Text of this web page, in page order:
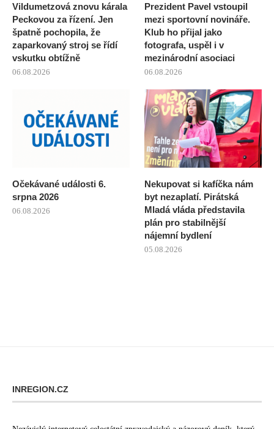
Vildumetzová znovu ká­rala
Peckovou za řízení. Jen
špatně pochopila, že
zaparkovaný stroj se řídí
vskutku obtížně
06.08.2026
Prezident Pavel vstoupil
mezi sportovní novináře.
Klub ho přijal jako
fotografa, uspěl i v
mezinárodní asociaci
06.08.2026
Očekávané události 6.
srpna 2026
06.08.2026
Nekupovat si kafíčka nám
byt nezaplatí. Pirátská
Mladá vláda představila
plán pro stabilnější
nájemní bydlení
05.08.2026
INREGION.CZ